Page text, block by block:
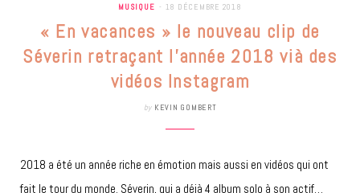
MUSIQUE 18 DÉCEMBRE 2018
« En vacances » le nouveau clip de
Séverin retraçant l’année 2018 vià des
vidéos Instagram
by KEVIN GOMBERT
2018 a été un année riche en émotion mais aussi en vidéos qui ont
fait le tour du monde. Séverin, qui a déjà 4 album solo à son actif…